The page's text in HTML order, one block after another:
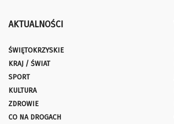
AKTUALNOŚCI
ŚWIĘTOKRZYSKIE
KRAJ / ŚWIAT
SPORT
KULTURA
ZDROWIE
CO NA DROGACH